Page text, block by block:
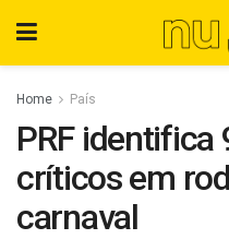
Home País
PRF identifica
críticos em
carnaval